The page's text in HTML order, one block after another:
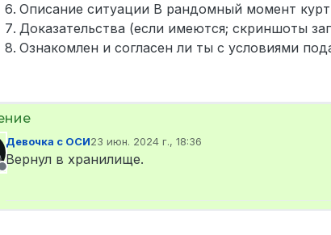
Описание ситуации В рандомный момент
Доказательства (если имеются; скриншоты
Ознакомлен и согласен ли ты с условиями
Не в сети
Девочка с ОСИ23 июн. 2024 г., 18:36
отредактировано
Вернул в хранилище.